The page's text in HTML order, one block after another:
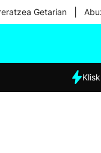
Getarian
Eguraldia
Klisk